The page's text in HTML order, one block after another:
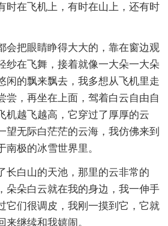
时在飞机上，有时在山上，还有时
会把眼睛睁得大大的，靠在窗边观
纱在飞舞，接着就像一大朵一大朵
闲的飘来飘去，我多想从飞机里走
尝，再坐在上面，驾着白云自由自
机越飞越高，它穿过了厚厚的云
望无际白茫茫的云海，我仿佛来到
极的冰雪世界里。
长白山的天池，那里的云非常的
朵朵白云就在我的身边，我一伸手
它们很调皮，我刚一摸到它，它就
继续和我嬉闹。